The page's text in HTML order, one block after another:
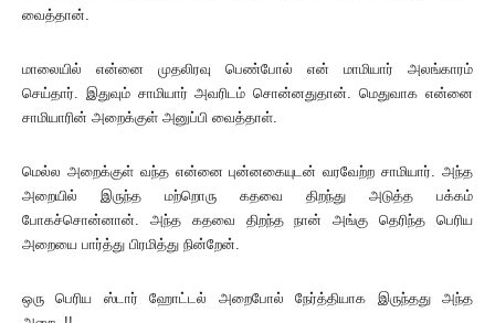
வைத்தான்.
மாலையில் என்னை முதலிரவு பெண்போல் என் மாமியார் அலங்காரம்
செய்தார். இதுவும் சாமியார் அவரிடம் சொன்னதுதான். மெதுவாக என்னை
சாமியாரின் அறைக்குள் அனுப்பி வைத்தாள்.
மெல்ல அறைக்குள் வந்த என்னை புன்னகையுடன் வரவேற்ற சாமியார். அந்த
அறையில் இருந்த மற்றொரு கதவை திறந்து அடுத்த பக்கம்
போகச்சொன்னான். அந்த கதவை திறந்த நான் அங்கு தெரிந்த பெரிய
அறையை பார்த்து பிரமித்து நின்றேன்.
ஒரு பெரிய ஸ்டார் ஹோட்டல் அறைபோல் நேர்த்தியாக இருந்தது அந்த